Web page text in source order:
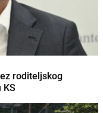
roditeljskog